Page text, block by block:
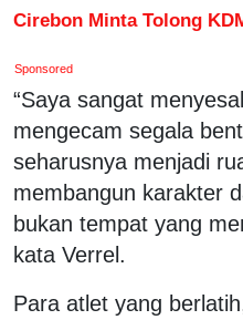
Cirebon Minta Tolong
Sponsored
“Saya sangat
mengecam segala
seharusnya menjadi
membangun karakter
bukan tempat yang
kata Verrel.
Para atlet yang